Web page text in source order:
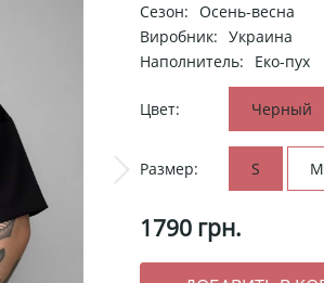
Сезон: Осень-весна
Виробник: Украина
Наполнитель:
Еко-пух
Цвет: Черный
Размер: S M
1790 грн.